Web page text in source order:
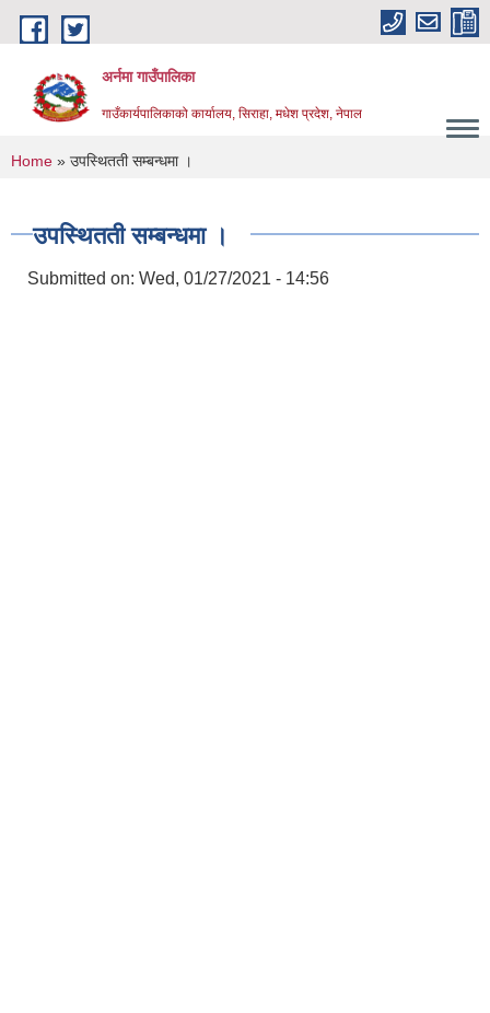
Skip to main content
अर्नमा गाउँपालिका
गाउँकार्यपालिकाको कार्यालय, सिराहा, मधेश प्रदेश, नेपाल
You are here
Home » उपस्थितती सम्बन्धमा ।
उपस्थितती सम्बन्धमा ।
Submitted on: Wed, 01/27/2021 - 14:56